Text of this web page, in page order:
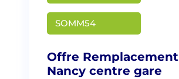
SOMM54
Offre Remplacement
Nancy centre gare